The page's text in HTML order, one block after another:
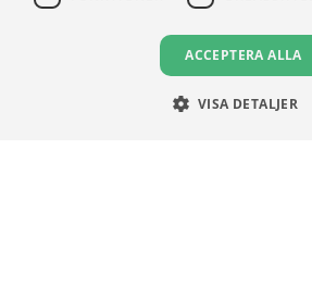
Användningsvillkor
ACCEPTERA ALLA
VISA DETALJER